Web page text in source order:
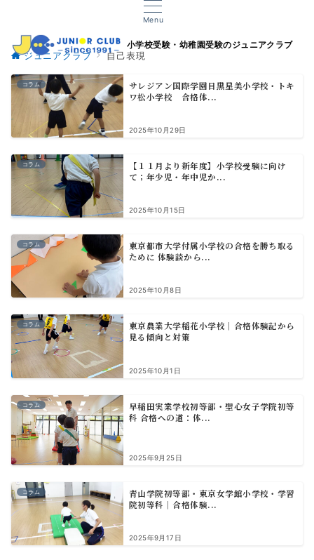
Menu
小学校受験・幼稚園受験のジュニアクラブ
ジュニアクラブ 自己表現
コラム
サレジアン国際学園目黒星美小学校・トキ
ワ松小学校 合格体...
2025年10月29日
コラム
【１１月より新年度】小学校受験に向け
て；年少児・年中児か...
2025年10月15日
コラム
東京都市大学付属小学校の合格を勝ち取る
ために 体験談から...
2025年10月8日
コラム
東京農業大学稲花小学校｜合格体験記から
見る傾向と対策
2025年10月1日
コラム
早稲田実業学校初等部・聖心女子学院初等
科 合格への道：体...
2025年9月25日
コラム
青山学院初等部・東京女学館小学校・学習
院初等科｜合格体験...
2025年9月17日